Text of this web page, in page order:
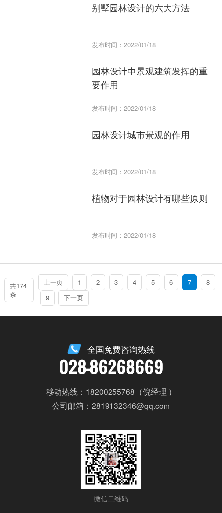
别墅园林设计的六大方法
发布时间：2022/01/18
园林设计中景观建筑发挥的重
要作用
发布时间：2022/01/18
园林设计城市景观的作用
发布时间：2022/01/18
植物对于园林设计有哪些原则
发布时间：2022/01/18
共174
条
上一页 1 2 3 4 5 6 7
8
9
下一页
全国免费咨询热线
028-86268669
移动热线：18200255768（倪经理 ）
公司邮箱：2819132346@qq.com
微信二维码